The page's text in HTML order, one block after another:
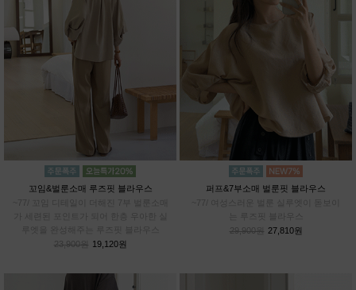
꼬임&벌룬소매 루즈핏 블라우스
~77/ 꼬임 디테일이 더해진 7부 벌룬소매
가 세련된 포인트가 되어 한층 우아한 실
루엣을 완성해주는 루즈핏 블라우스
23,900원
19,120원
퍼프&7부소매 벌룬핏 블라우스
~77/ 여성스러운 벌룬 실루엣이 돋보이
는 루즈핏 블라우스
29,900원 27,810원